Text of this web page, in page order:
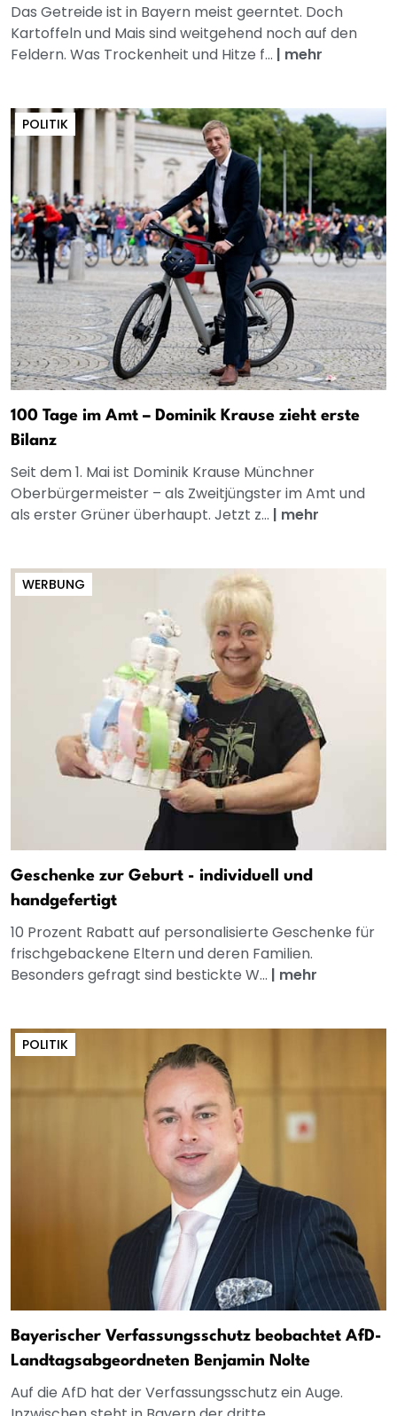
Das Getreide ist in Bayern meist geerntet. Doch
Kartoffeln und Mais sind weitgehend noch auf den
Feldern. Was Trockenheit und Hitze f... | mehr
POLITIK
100 Tage im Amt – Dominik Krause zieht erste
Bilanz
Seit dem 1. Mai ist Dominik Krause Münchner
Oberbürgermeister – als Zweitjüngster im Amt und
als erster Grüner überhaupt. Jetzt z... | mehr
WERBUNG
Geschenke zur Geburt - individuell und
handgefertigt
10 Prozent Rabatt auf personalisierte Geschenke für
frischgebackene Eltern und deren Familien.
Besonders gefragt sind bestickte W... | mehr
POLITIK
Bayerischer Verfassungsschutz beobachtet AfD-
Landtagsabgeordneten Benjamin Nolte
Auf die AfD hat der Verfassungsschutz ein Auge.